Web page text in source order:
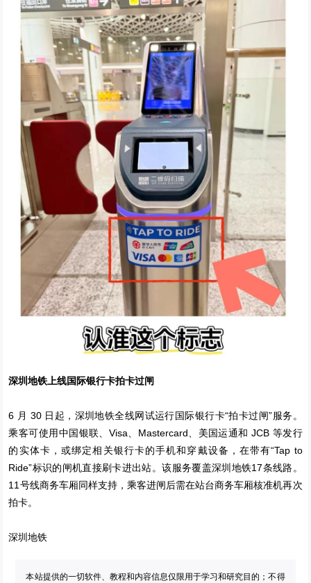
深圳地铁上线国际银行卡拍卡过闸
6 月 30 日起，深圳地铁全线网试运行国际银行卡“拍卡过闸”服务。
乘客可使用中国银联、Visa、Mastercard、美国运通和 JCB 等发行
的实体卡，或绑定相关银行卡的手机和穿戴设备，在带有“Tap to
Ride”标识的闸机直接刷卡进出站。该服务覆盖深圳地铁17条线路。
11号线商务车厢同样支持，乘客进闸后需在站台商务车厢核准机再次
拍卡。
深圳地铁
本站提供的一切软件、教程和内容信息仅限用于学习和研究目的；不得